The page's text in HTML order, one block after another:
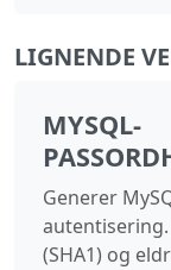
LIGNENDE
MYSQL-
Generer
autentisering.
(SHA1) og